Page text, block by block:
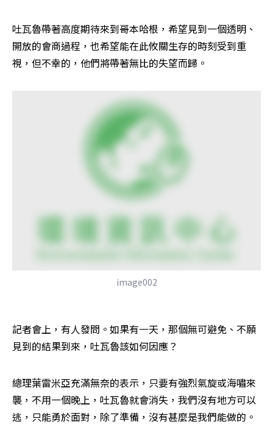
吐瓦魯帶著高度期待來到哥本哈根，希望見到一個透明、
開放的會商過程，也希望能在此攸關生存的時刻受到重
視，但不幸的，他們將帶著無比的失望而歸。
image002
記者會上，有人發問。如果有一天，那個無可避免、不願
見到的結果到來，吐瓦魯該如何因應？
總理葉雷米亞充滿無奈的表示，只要有強烈氣旋或海嘯來
襲，不用一個晚上，吐瓦魯就會消失，我們沒有地方可以
逃，只能勇於面對，除了準備，沒有甚麼是我們能做的。